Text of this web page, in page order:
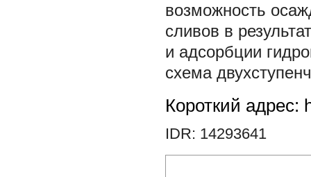
возможность
сливов в
и адсорбции
схема
Короткий адрес:
IDR: 14293641